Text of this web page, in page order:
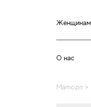
Женщинам
О нас
Mamozin >